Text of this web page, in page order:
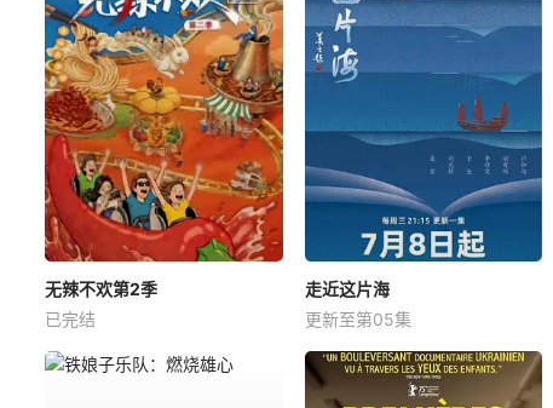
无辣不欢第2季
已完结
走近这片海
更新至第05集